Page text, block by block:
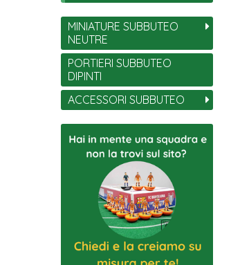
MINIATURE SUBBUTEO
NEUTRE
PORTIERI SUBBUTEO
DIPINTI
ACCESSORI SUBBUTEO